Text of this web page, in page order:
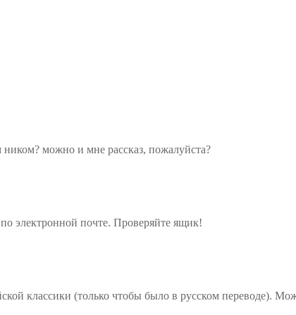
ником? можно и мне рассказ, пожалуйста?
электронной почте. Проверяйте ящик!
классики (только чтобы было в русском переводе).